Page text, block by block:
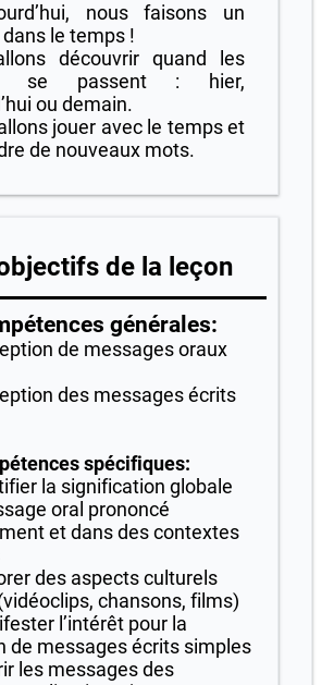
nous faisons un
le temps !
découvrir quand les
se passent : hier,
ou demain.
jouer avec le temps et
de nouveaux mots.
de la leçon
générales:
de messages oraux
des messages écrits
spécifiques:
la signification globale
oral prononcé
et dans des contextes
des aspects culturels
chansons, films)
l’intérêt pour la
de messages écrits simples
les messages des